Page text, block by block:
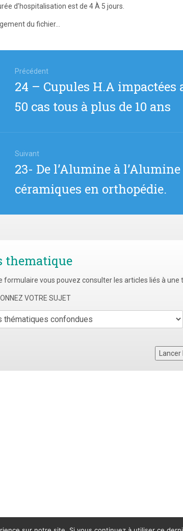
d’hospitalisation est de 4 À 5 jours.
du fichier...
Précédent
Article
précédent
:
24 – Cupules H.A
50 cas tous à plus de 10 ans
Suivant
Article
suivant
:
23- De l’Alumine à
céramiques en orthopédie.
thematique
formulaire vous pouvez consulter les articles liés à une
VOTRE SUJET